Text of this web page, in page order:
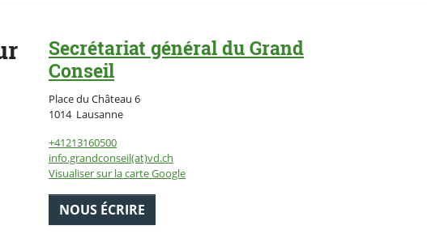
Secrétariat général du Grand
Conseil
Place du Château 6
1014 LausanneSuisse
+41213160500
info.grandconseil(at)vd.ch
Visualiser sur la carte Google
NOUS ÉCRIRE